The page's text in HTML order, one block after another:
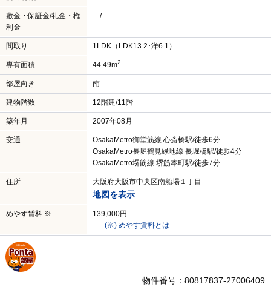
敷金・保証金/礼金・権
利金
－/－
間取り 1LDK（LDK13.2･洋6.1）
専有面積 44.49m2
部屋向き 南
建物階数 12階建/11階
築年月 2007年08月
交通
OsakaMetro御堂筋線 心斎橋駅/徒歩6分
OsakaMetro長堀鶴見緑地線 長堀橋駅/徒歩4分
OsakaMetro堺筋線 堺筋本町駅/徒歩7分
住所 大阪府大阪市中央区南船場１丁目
地図を表示
めやす賃料 ※
139,000円
(※) めやす賃料とは
物件番号：80817837-27006409